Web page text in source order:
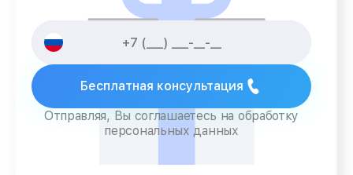
Бесплатная консультация
Отправляя, Вы соглашаетесь на обработку
персональных данных